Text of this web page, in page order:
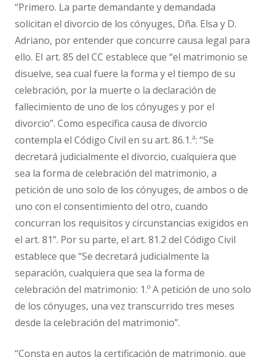
“Primero. La parte demandante y demandada
solicitan el divorcio de los cónyuges, Dña. Elsa y D.
Adriano, por entender que concurre causa legal para
ello. EI art. 85 del CC establece que “el matrimonio se
disuelve, sea cual fuere la forma y el tiempo de su
celebración, por la muerte o la declaración de
fallecimiento de uno de los cónyuges y por el
divorcio”. Como específica causa de divorcio
contempla el Código Civil en su art. 86.1.ª: “Se
decretará judicialmente el divorcio, cualquiera que
sea la forma de celebración del matrimonio, a
petición de uno solo de los cónyuges, de ambos o de
uno con el consentimiento del otro, cuando
concurran los requisitos y circunstancias exigidos en
el art. 81”. Por su parte, el art. 81.2 del Código Civil
establece que “Se decretará judicialmente la
separación, cualquiera que sea la forma de
celebración del matrimonio: 1.º A petición de uno solo
de los cónyuges, una vez transcurrido tres meses
desde la celebración del matrimonio”.
“Consta en autos la certificación de matrimonio, que